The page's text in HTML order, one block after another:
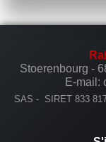
Stoerenbourg -
E-mail:
SAS - SIRET 833